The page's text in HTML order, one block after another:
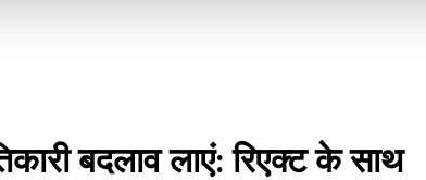
बदलाव लाएं: रिएक्ट के साथ